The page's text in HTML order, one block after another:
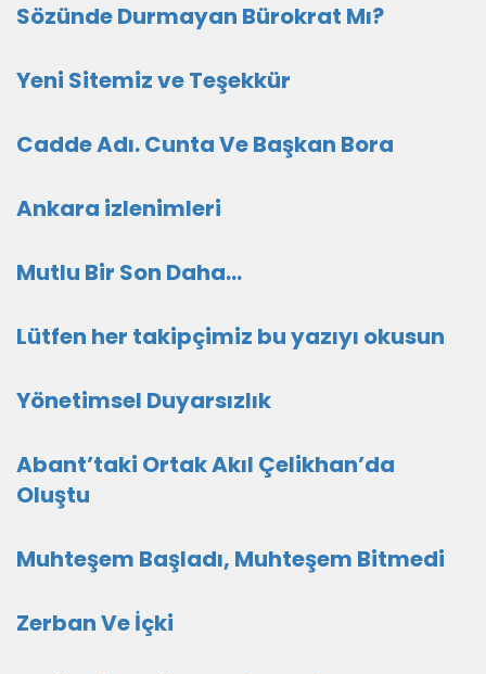
Sözünde Durmayan Bürokrat Mı?
Yeni Sitemiz ve Teşekkür
Cadde Adı. Cunta Ve Başkan Bora
Ankara izlenimleri
Mutlu Bir Son Daha…
Lütfen her takipçimiz bu yazıyı okusun
Yönetimsel Duyarsızlık
Abant’taki Ortak Akıl Çelikhan’da
Oluştu
Muhteşem Başladı, Muhteşem Bitmedi
Zerban Ve İçki